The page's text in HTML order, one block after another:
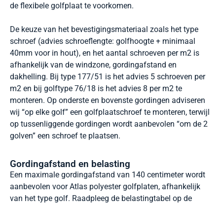
de flexibele golfplaat te voorkomen.
De keuze van het bevestigingsmateriaal zoals het type
schroef (advies schroeflengte: golfhoogte + minimaal
40mm voor in hout), en het aantal schroeven per m2 is
afhankelijk van de windzone, gordingafstand en
dakhelling. Bij type 177/51 is het advies 5 schroeven per
m2 en bij golftype 76/18 is het advies 8 per m2 te
monteren. Op onderste en bovenste gordingen adviseren
wij “op elke golf” een golfplaatschroef te monteren, terwijl
op tussenliggende gordingen wordt aanbevolen “om de 2
golven” een schroef te plaatsen.
Gordingafstand en belasting
Een maximale gordingafstand van 140 centimeter wordt
aanbevolen voor Atlas polyester golfplaten, afhankelijk
van het type golf. Raadpleeg de belastingtabel op de